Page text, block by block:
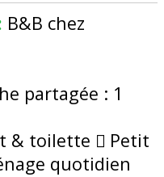
B&B chez
partagée : 1
& toilette
Petit
quotidien